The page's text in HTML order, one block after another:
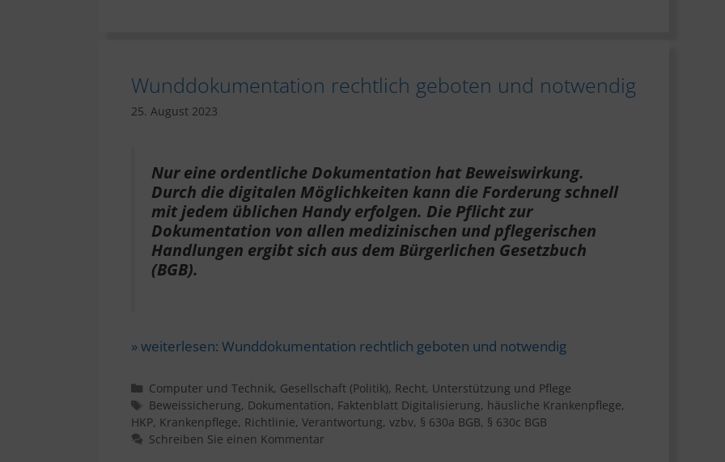
Wunddokumentation rechtlich geboten und notwendig
25. August 2023
Nur eine ordentliche Dokumentation hat Beweiswirkung.
Durch die digitalen Möglichkeiten kann die Forderung schnell
mit jedem üblichen Handy erfolgen. Die Pflicht zur
Dokumentation von allen medizinischen und pflegerischen
Handlungen ergibt sich aus dem Bürgerlichen Gesetzbuch
(BGB).
» weiterlesen: Wunddokumentation rechtlich geboten und notwendig
Kategorien
Computer und Technik, Gesellschaft (Politik), Recht, Unterstützung und Pflege
Schlagwörter
Beweissicherung, Dokumentation, Faktenblatt Digitalisierung, häusliche Krankenpflege,
HKP, Krankenpflege, Richtlinie, Verantwortung, vzbv, § 630a BGB, § 630c BGB
Schreiben Sie einen Kommentar